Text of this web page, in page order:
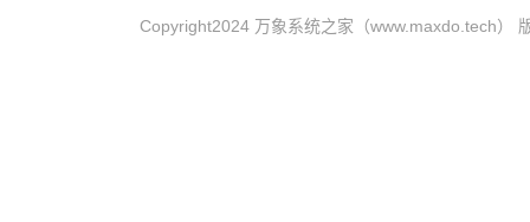
Copyright2024 万象系统之家（www.maxdo.tech）